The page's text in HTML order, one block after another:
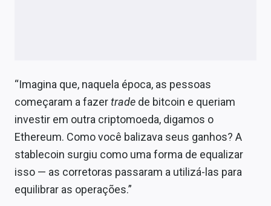
“Imagina que, naquela época, as pessoas
começaram a fazertrade de bitcoin e queriam
investir em outra criptomoeda, digamos o
Ethereum. Como você balizava seus ganhos? A
stablecoin surgiu como uma forma de equalizar
isso — as corretoras passaram a utilizá-las para
equilibrar as operações.”